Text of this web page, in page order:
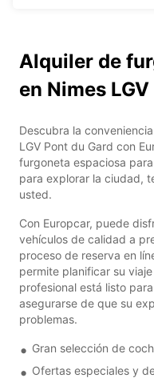
Alquiler de
en Nimes
Descubra la
LGV Pont du Gard con
furgoneta espaciosa
para explorar la ciudad,
usted.
Con Europcar, puede
vehículos de calidad a
proceso de reserva en
permite planificar su
profesional está listo
asegurarse de que su
problemas.
Gran selección de
Ofertas especiales y